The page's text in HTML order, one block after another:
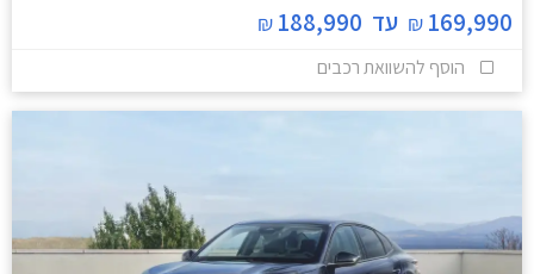
169,990
₪ עד 188,990
₪
הוסף להשוואת רכבים